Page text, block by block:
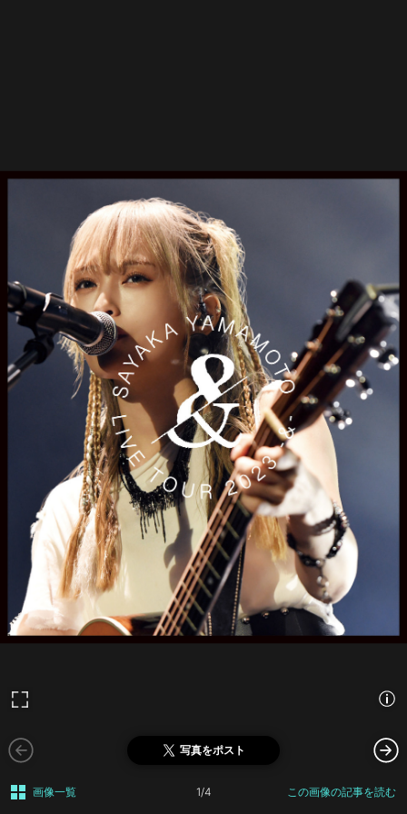
写真をポスト
画像一覧 1/4 この画像の記事を読む